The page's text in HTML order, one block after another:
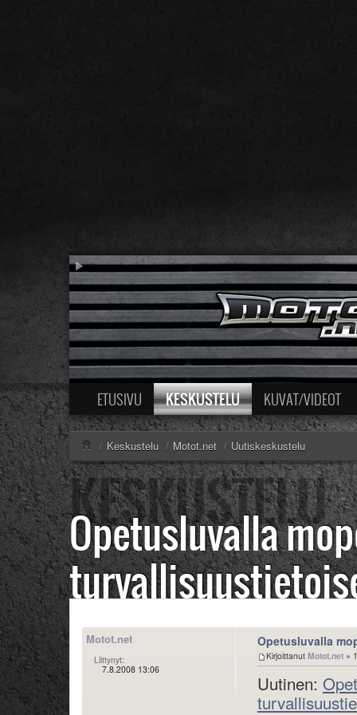
ETUSIVU KESKUSTELU KUVAT/VIDEOT
/ Keskustelu / Motot.net / Uutiskeskustelu
Opetusluvalla
Motot.net
Liittynyt:
7.8.2008 13:06
Opetusluvalla
Kirjoittanut Motot.net»
Uutinen: